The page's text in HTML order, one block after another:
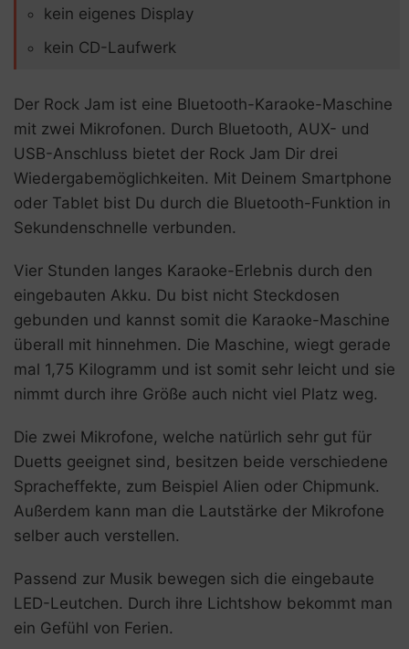
kein eigenes Display
kein CD-Laufwerk
Der Rock Jam ist eine Bluetooth-Karaoke-Maschine
mit zwei Mikrofonen. Durch Bluetooth, AUX- und
USB-Anschluss bietet der Rock Jam Dir drei
Wiedergabemöglichkeiten. Mit Deinem Smartphone
oder Tablet bist Du durch die Bluetooth-Funktion in
Sekundenschnelle verbunden.
Vier Stunden langes Karaoke-Erlebnis durch den
eingebauten Akku. Du bist nicht Steckdosen
gebunden und kannst somit die Karaoke-Maschine
überall mit hinnehmen. Die Maschine, wiegt gerade
mal 1,75 Kilogramm und ist somit sehr leicht und sie
nimmt durch ihre Größe auch nicht viel Platz weg.
Die zwei Mikrofone, welche natürlich sehr gut für
Duetts geeignet sind, besitzen beide verschiedene
Spracheffekte, zum Beispiel Alien oder Chipmunk.
Außerdem kann man die Lautstärke der Mikrofone
selber auch verstellen.
Passend zur Musik bewegen sich die eingebaute
LED-Leutchen. Durch ihre Lichtshow bekommt man
ein Gefühl von Ferien.